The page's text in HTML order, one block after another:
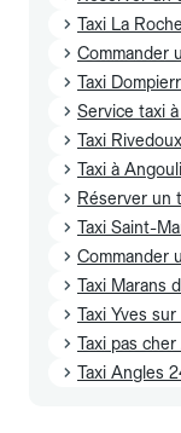
Taxi La
Commander
Taxi
Service taxi
Taxi
Taxi à
Réserver un
Taxi Saint-
Commander
Taxi Marans
Taxi Yves
Taxi pas
Taxi Angles